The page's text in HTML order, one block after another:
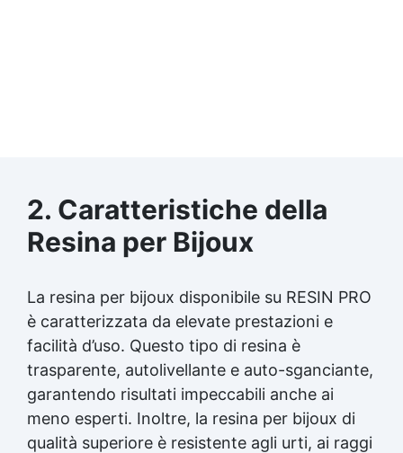
2. Caratteristiche della
Resina per Bijoux
La resina per bijoux disponibile su RESIN PRO
è caratterizzata da elevate prestazioni e
facilità d’uso. Questo tipo di resina è
trasparente, autolivellante e auto-sganciante,
garantendo risultati impeccabili anche ai
meno esperti. Inoltre, la resina per bijoux di
qualità superiore è resistente agli urti, ai raggi